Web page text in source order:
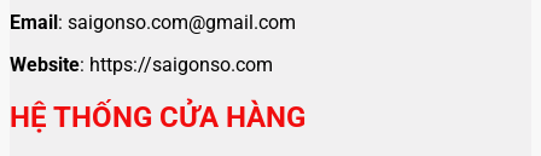
Email: saigonso.com@gmail.com
Website: https://saigonso.com
HỆ THỐNG CỬA HÀNG